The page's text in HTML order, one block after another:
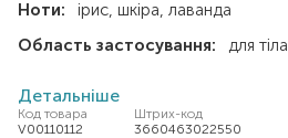
Ноти:
ірис шкіра лаванда
Область застосування:
для тіла
Детальніше
Код товара
V00110112
Штрих-код
3660463022550